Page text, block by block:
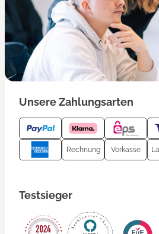
Unsere Zahlungsarten
Rechnung Vorkasse
Testsieger